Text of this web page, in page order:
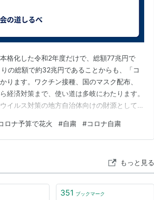
格化した令和2年度だけで、総額77兆円で
の総額で約32兆円であることからも、「コ
ります。ワクチン接種、国のマスク配布、
経済対策まで、使い道は多岐にわたります。
イルス対策の地方自治体向けの財源として、
など）や、トイレの洋式化（愛媛県西予市、
…
ロナ予算で花火 #自粛 #コロナ自粛
もっと見る
351 ブックマーク